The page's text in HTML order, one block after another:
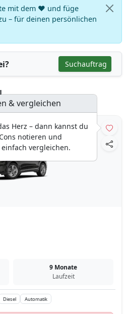
mit dem ♥ und füge
– für deinen persönlichen
Suchauftrag
9 Monate
Laufzeit
Diesel Automatik
& vergleichen
Herz – dann kannst du
notieren und
vergleichen.